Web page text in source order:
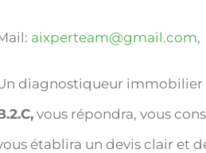
aixperteam@gmail.com,
diagnostiqueur immobilier
vous répondra, vous
établira un devis clair et